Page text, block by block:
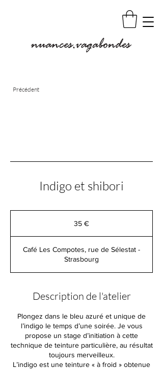
Précédent
Indigo et shibori
35 €
Café Les Compotes, rue de Sélestat -
Strasbourg
Description de l'atelier
Plongez dans le bleu azuré et unique de
l’indigo le temps d’une soirée. Je vous
propose un stage d’initiation à cette
technique de teinture particulière, au résultat
toujours merveilleux.
L’indigo est une teinture « à froid » obtenue